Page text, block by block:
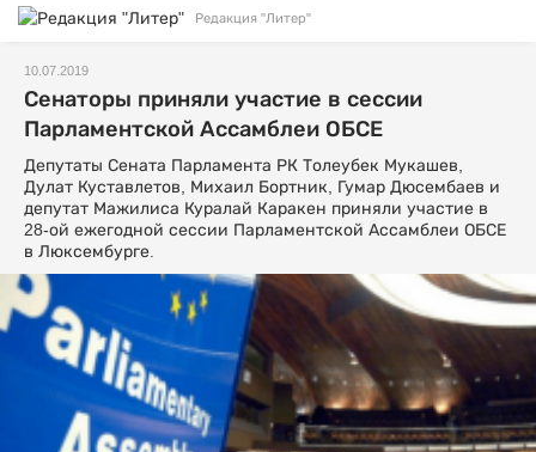
Редакция "Литер"
10.07.2019
Сенаторы приняли участие в сессии
Парламентской Ассамблеи ОБСЕ
Депутаты Сената Парламента РК Толеубек Мукашев,
Дулат Куставлетов, Михаил Бортник, Гумар Дюсембаев и
депутат Мажилиса Куралай Каракен приняли участие в
28-ой ежегодной сессии Парламентской Ассамблеи ОБСЕ
в Люксембурге.